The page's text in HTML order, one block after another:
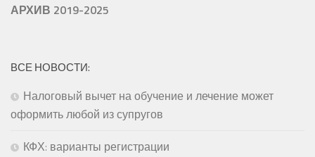
АРХИВ 2019-2025
ВСЕ НОВОСТИ:
Налоговый вычет на обучение и лечение может
оформить любой из супругов
КФХ: варианты регистрации